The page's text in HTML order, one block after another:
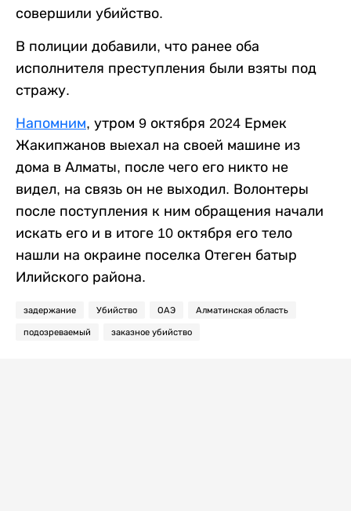
совершили убийство.
В полиции добавили, что ранее оба
исполнителя преступления были взяты под
стражу.
Напомним, утром 9 октября 2024 Ермек
Жакипжанов выехал на своей машине из
дома в Алматы, после чего его никто не
видел, на связь он не выходил. Волонтеры
после поступления к ним обращения начали
искать его и в итоге 10 октября его тело
нашли на окраине поселка Отеген батыр
Илийского района.
задержание Убийство ОАЭ Алматинская область
подозреваемый заказное убийство